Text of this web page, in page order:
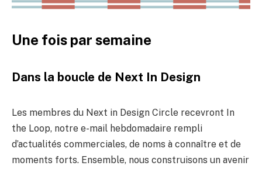
Une fois par semaine
Dans la boucle de Next In Design
Les membres du Next in Design Circle recevront In
the Loop, notre e-mail hebdomadaire rempli
d’actualités commerciales, de noms à connaître et de
moments forts. Ensemble, nous construisons un avenir